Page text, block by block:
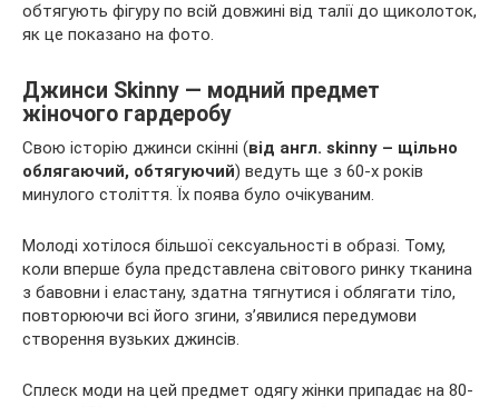
обтягують фігуру по всій довжині від талії до щиколоток,
як це показано на фото.
Джинси Skinny — модний предмет
жіночого гардеробу
Свою історію джинси скінні (від англ. skinny – щільно
облягаючий, обтягуючий) ведуть ще з 60-х років
минулого століття. Їх поява було очікуваним.
Молоді хотілося більшої сексуальності в образі. Тому,
коли вперше була представлена світового ринку тканина
з бавовни і еластану, здатна тягнутися і облягати тіло,
повторюючи всі його згини, з’явилися передумови
створення вузьких джинсів.
Сплеск моди на цей предмет одягу жінки припадає на 80-